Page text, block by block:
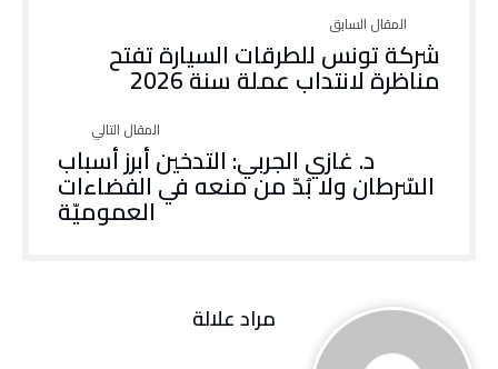
شركة تونس للطرقات السيارة تفتح
مناظرة لانتداب عملة سنة 2026
د. غازي الجربي: التدخين أبرز أسباب
السّرطان ولا بُدّ من منعه في الفضاءات
العموميّة
مراد علالة